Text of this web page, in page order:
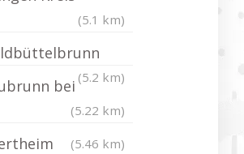
(5.1 km)
(5.2 km)
bei
(5.22 km)
(5.46 km)